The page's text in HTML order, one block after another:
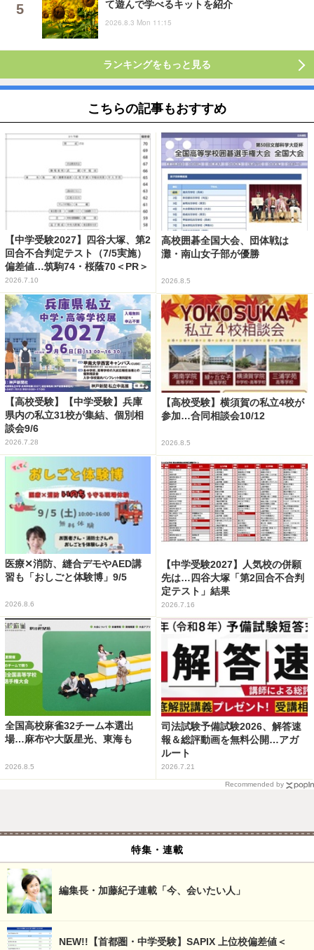
て遊んで学べるキットを紹介
2026.8.3 Mon 11:15
ランキングをもっと見る
こちらの記事もおすすめ
【中学受験2027】四谷大塚、第2
回合不合判定テスト（7/5実施）
偏差値…筑駒74・桜蔭70＜PR＞
2026.7.10
高校囲碁全国大会、団体戦は
灘・南山女子部が優勝
2026.8.5
【高校受験】【中学受験】兵庫
県内の私立31校が集結、個別相
談会9/6
2026.7.28
【高校受験】横須賀の私立4校が
参加…合同相談会10/12
2026.8.5
医療✕消防、縫合デモやAED講
習も「おしごと体験博」9/5
2026.8.6
【中学受験2027】人気校の併願
先は…四谷大塚「第2回合不合判
定テスト」結果
2026.7.16
全国高校麻雀32チーム本選出
場…麻布や大阪星光、東海も
2026.8.5
司法試験予備試験2026、解答速
報＆総評動画を無料公開…アガ
ルート
2026.7.21
Recommended by
特集・連載
編集長・加藤紀子連載「今、会いたい人」
NEW!!【首都圏・中学受験】SAPIX 上位校偏差値＜